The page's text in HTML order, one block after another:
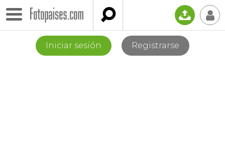
 📤 👤
Iniciar sesión Registrarse